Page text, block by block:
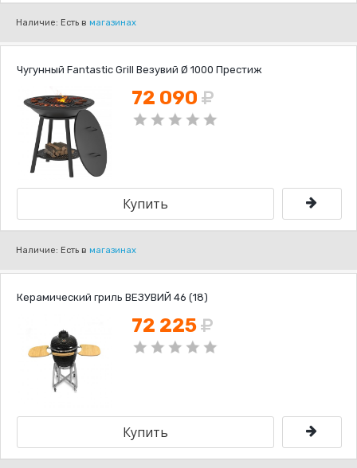
Наличие: Есть в магазинах
Чугунный Fantastic Grill Везувий Ø 1000 Престиж
72 090
Наличие: Есть в магазинах
Керамический гриль ВЕЗУВИЙ 46 (18)
72 225